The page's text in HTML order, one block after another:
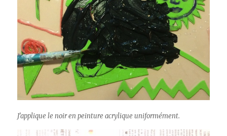
J’applique le noir en peinture acrylique uniformément.